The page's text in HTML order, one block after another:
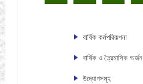
বার্ষিক কর্মপরিকল্পনা
বার্ষিক ও ত্রৈমাসিক অর্জন
উদ্যোগসমূহ